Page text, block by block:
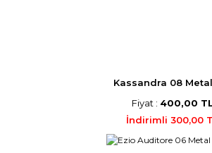
Kassandra 08 Metal
Fiyat : 400,00
İndirimli 300,00